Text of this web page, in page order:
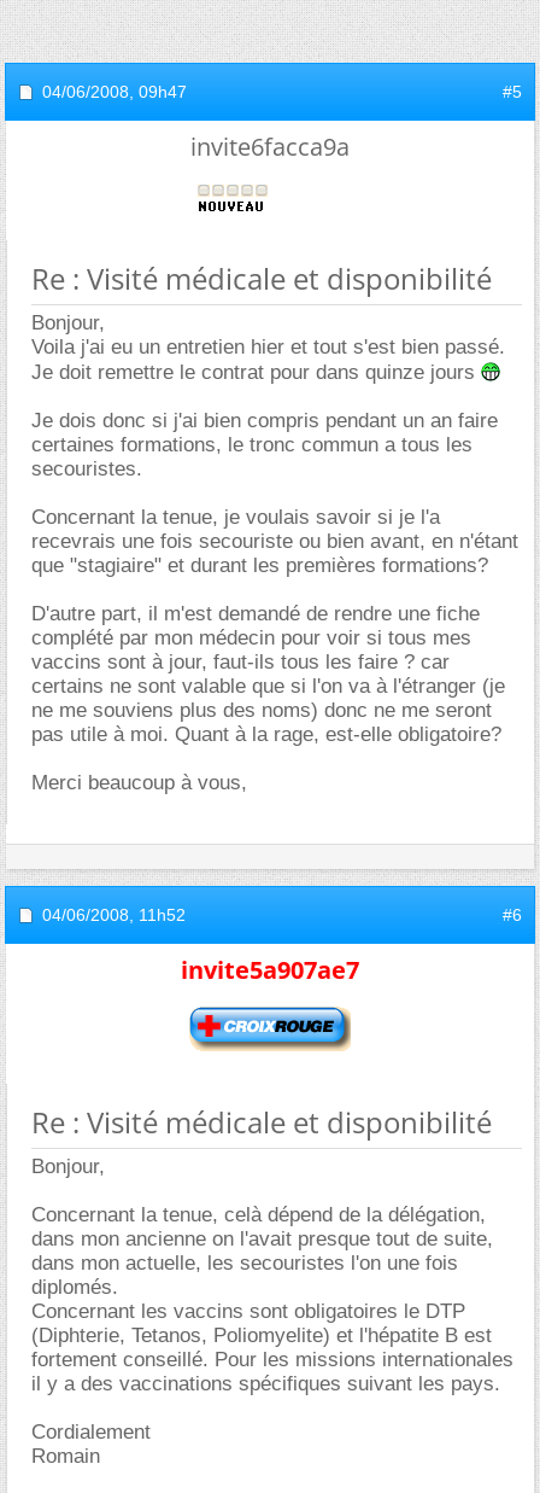
04/06/2008, 09h47 #5
invite6facca9a
Re : Visité médicale et disponibilité
Bonjour,
Voila j'ai eu un entretien hier et tout s'est bien passé.
Je doit remettre le contrat pour dans quinze jours
Je dois donc si j'ai bien compris pendant un an faire
certaines formations, le tronc commun a tous les
secouristes.
Concernant la tenue, je voulais savoir si je l'a
recevrais une fois secouriste ou bien avant, en n'étant
que "stagiaire" et durant les premières formations?
D'autre part, il m'est demandé de rendre une fiche
complété par mon médecin pour voir si tous mes
vaccins sont à jour, faut-ils tous les faire ? car
certains ne sont valable que si l'on va à l'étranger (je
ne me souviens plus des noms) donc ne me seront
pas utile à moi. Quant à la rage, est-elle obligatoire?
Merci beaucoup à vous,
04/06/2008, 11h52 #6
invite5a907ae7
Re : Visité médicale et disponibilité
Bonjour,
Concernant la tenue, celà dépend de la délégation,
dans mon ancienne on l'avait presque tout de suite,
dans mon actuelle, les secouristes l'on une fois
diplomés.
Concernant les vaccins sont obligatoires le DTP
(Diphterie, Tetanos, Poliomyelite) et l'hépatite B est
fortement conseillé. Pour les missions internationales
il y a des vaccinations spécifiques suivant les pays.
Cordialement
Romain